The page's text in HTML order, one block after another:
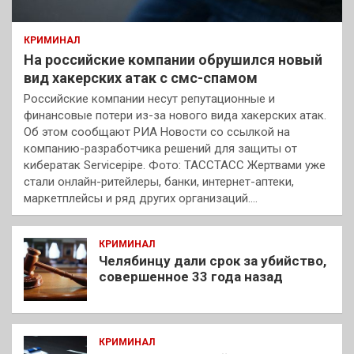
КРИМИНАЛ
На российские компании обрушился новый
вид хакерских атак с смс-спамом
Российские компании несут репутационные и
финансовые потери из-за нового вида хакерских атак.
Об этом сообщают РИА Новости со ссылкой на
компанию-разработчика решений для защиты от
кибератак Servicepipe. Фото: ТАССТАСС Жертвами уже
стали онлайн-ритейлеры, банки, интернет-аптеки,
маркетплейсы и ряд других организаций.…
КРИМИНАЛ
Челябинцу дали срок за убийство,
совершенное 33 года назад
КРИМИНАЛ